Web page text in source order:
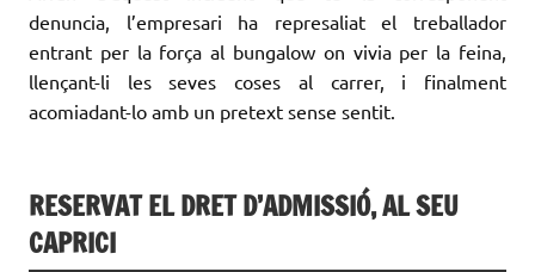
denuncia, l’empresari ha represaliat el treballador
entrant per la força al bungalow on vivia per la feina,
llençant-li les seves coses al carrer, i finalment
acomiadant-lo amb un pretext sense sentit.
RESERVAT EL DRET D’ADMISSIÓ, AL SEU
CAPRICI